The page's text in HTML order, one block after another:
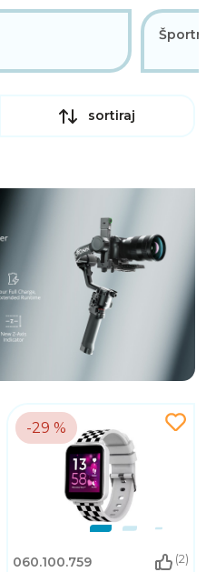
sortiraj
-29 %
060.100.759 (2)